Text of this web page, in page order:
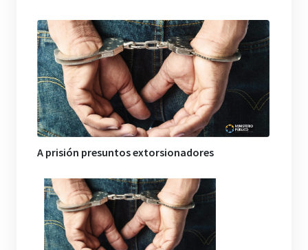
A prisión presuntos extorsionadores